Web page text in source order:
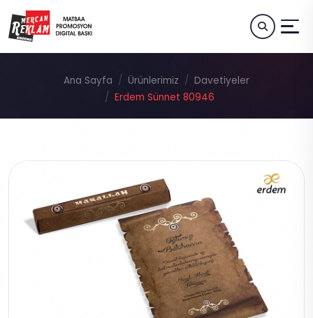
Ana Sayfa Ürünlerimiz
Davetiyeler
Erdem Sünnet 80946